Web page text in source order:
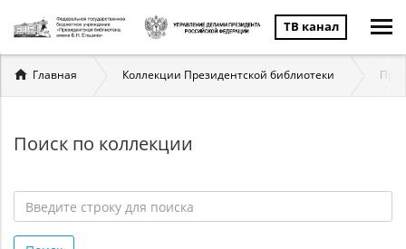
ТВ канал
Вы
здесь
Главная Коллекции Президентской библиотеки
Поиск по коллекции